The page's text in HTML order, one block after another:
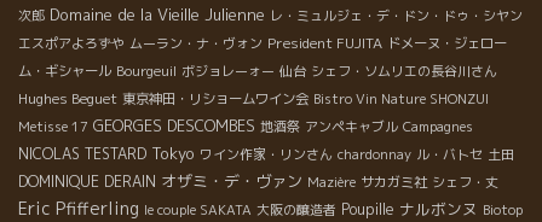
次郎 Domaine de la Vieille Julienne レ・ミュルジェ・デ・ドン・ドゥ・シヤン
エスポアよろずや ムーラン・ナ・ヴォン President FUJITA ドメーヌ・ジェロー
ム・ギシャール Bourgeuil ボジョレーォー 仙台 シェフ・ソムリエの長谷川さん
Hughes Beguet 東京神田・リショームワイン会 Bistro Vin Nature SHONZUI
Metisse 17 GEORGES DESCOMBES 地酒祭 アンペキャブル Campagnes
NICOLAS TESTARD Tokyo ワイン作家・リンさん chardonnay ル・バトセ 土田
DOMINIQUE DERAIN オザミ・デ・ヴァン Mazière サカガミ社 シェフ・丈
Eric Pfifferling le couple SAKATA 大阪の醸造者 Poupille ナルボンヌ Biotop